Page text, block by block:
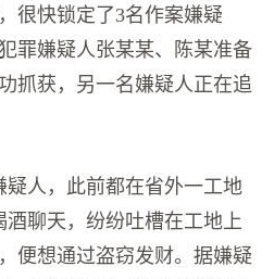
很快锁定了3名作案嫌疑
罪嫌疑人张某某、陈某准备
抓获，另一名嫌疑人正在追
疑人，此前都在省外一工地
聊天，纷纷吐槽在工地上
便想通过盗窃发财。据嫌疑